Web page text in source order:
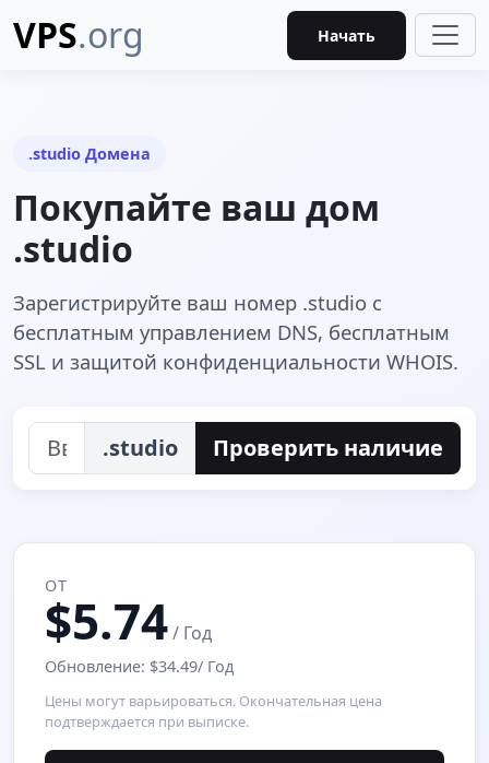
VPS.org Начать
.studio Домена
Покупайте ваш дом
.studio
Зарегистрируйте ваш номер .studio с
бесплатным управлением DNS, бесплатным
SSL и защитой конфиденциальности WHOIS.
.studio Проверить наличие
ОТ
$5.74/ Год
Обновление: $34.49/ Год
Цены могут варьироваться. Окончательная цена
подтверждается при выписке.